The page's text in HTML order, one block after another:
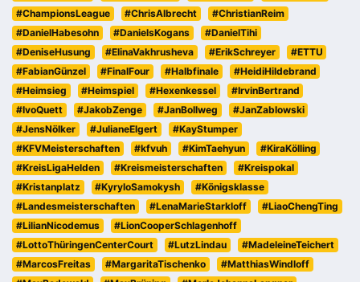
#ChampionsLeague
#ChrisAlbrecht
#ChristianReim
#DanielHabesohn
#DanielsKogans
#DanielTihi
#DeniseHusung
#ElinaVakhrusheva #ErikSchreyer
#ETTU
#FabianGünzel
#FinalFour #Halbfinale
#HeidiHildebrand
#Heimsieg
#Heimspiel #Hexenkessel
#IrvinBertrand
#IvoQuett
#JakobZenge #JanBollweg
#JanZablowski
#JensNölker
#JulianeElgert
#KayStumper
#KFVMeisterschaften
#kfvuh #KimTaehyun
#KiraKölling
#KreisLigaHelden
#Kreismeisterschaften
#Kreispokal
#Kristanplatz
#KyryloSamokysh
#Königsklasse
#Landesmeisterschaften
#LenaMarieStarkloff
#LiaoChengTing
#LilianNicodemus
#LionCooperSchlagenhoff
#LottoThüringenCenterCourt
#LutzLindau
#MadeleineTeichert
#MarcosFreitas
#MargaritaTischenko
#MatthiasWindloff